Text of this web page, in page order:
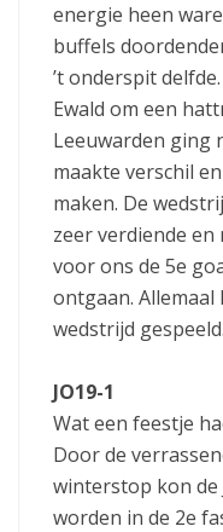
energie heen
buffels
’t onderspit
Ewald om een
Leeuwarden ging
maakte verschil
maken. De
zeer verdiende
voor ons de 5e
ontgaan.
wedstrijd
JO19-1
Wat een feestje
Door de
winterstop kon de
worden in de 2e